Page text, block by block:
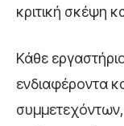
κριτική σκέψη
Κάθε
ενδιαφέροντα